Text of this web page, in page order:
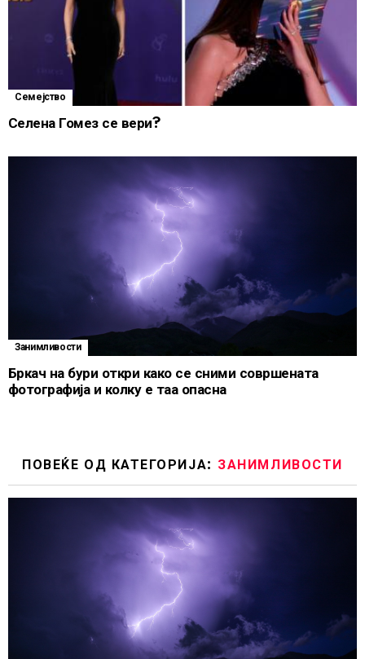
Семејство
Селена Гомез се вери?
Занимливости
Бркач на бури откри како се сними совршената
фотографија и колку е таа опасна
ПОВЕЌЕ ОД КАТЕГОРИЈА: ЗАНИМЛИВОСТИ